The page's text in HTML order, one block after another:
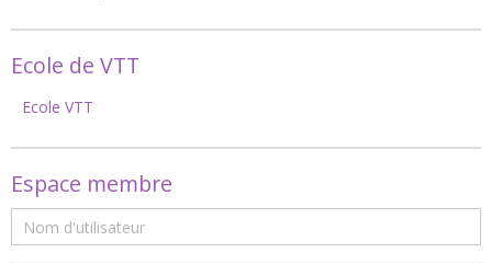
Ecole de VTT
Ecole VTT
Espace membre